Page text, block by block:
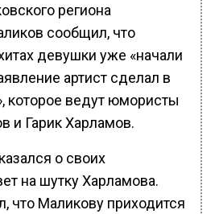
региона
сообщил, что
девушки уже «начали
артист сделал в
которое ведут юмористы
и Гарик Харламов.
о своих
на шутку Харламова.
что Маликову приходится